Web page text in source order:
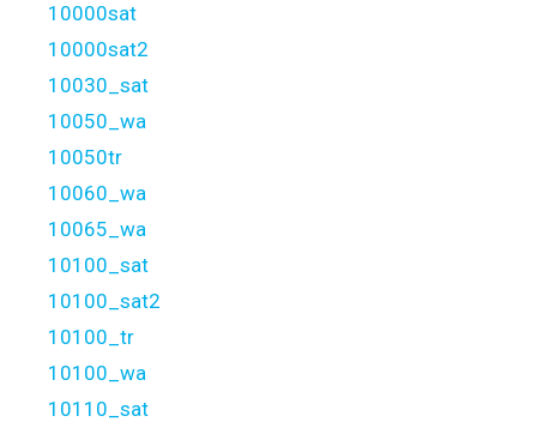
10000sat
10000sat2
10030_sat
10050_wa
10050tr
10060_wa
10065_wa
10100_sat
10100_sat2
10100_tr
10100_wa
10110_sat